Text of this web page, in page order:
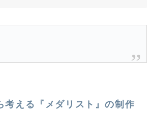
考える『メダリスト』の制作